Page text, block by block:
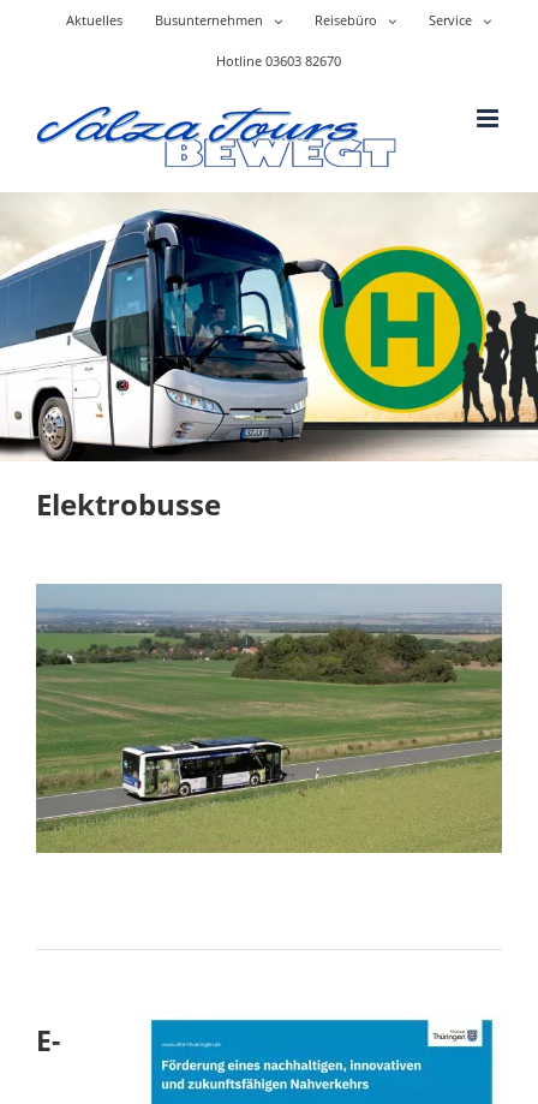
Aktuelles Busunternehmen Reisebüro Service
Hotline 03603 82670
Elektrobusse
grösseres
Bild
E-